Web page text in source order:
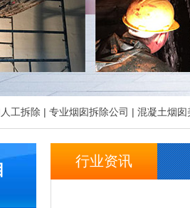
工拆除 | 专业烟囱拆除公司 | 混凝土烟囱
行业资讯